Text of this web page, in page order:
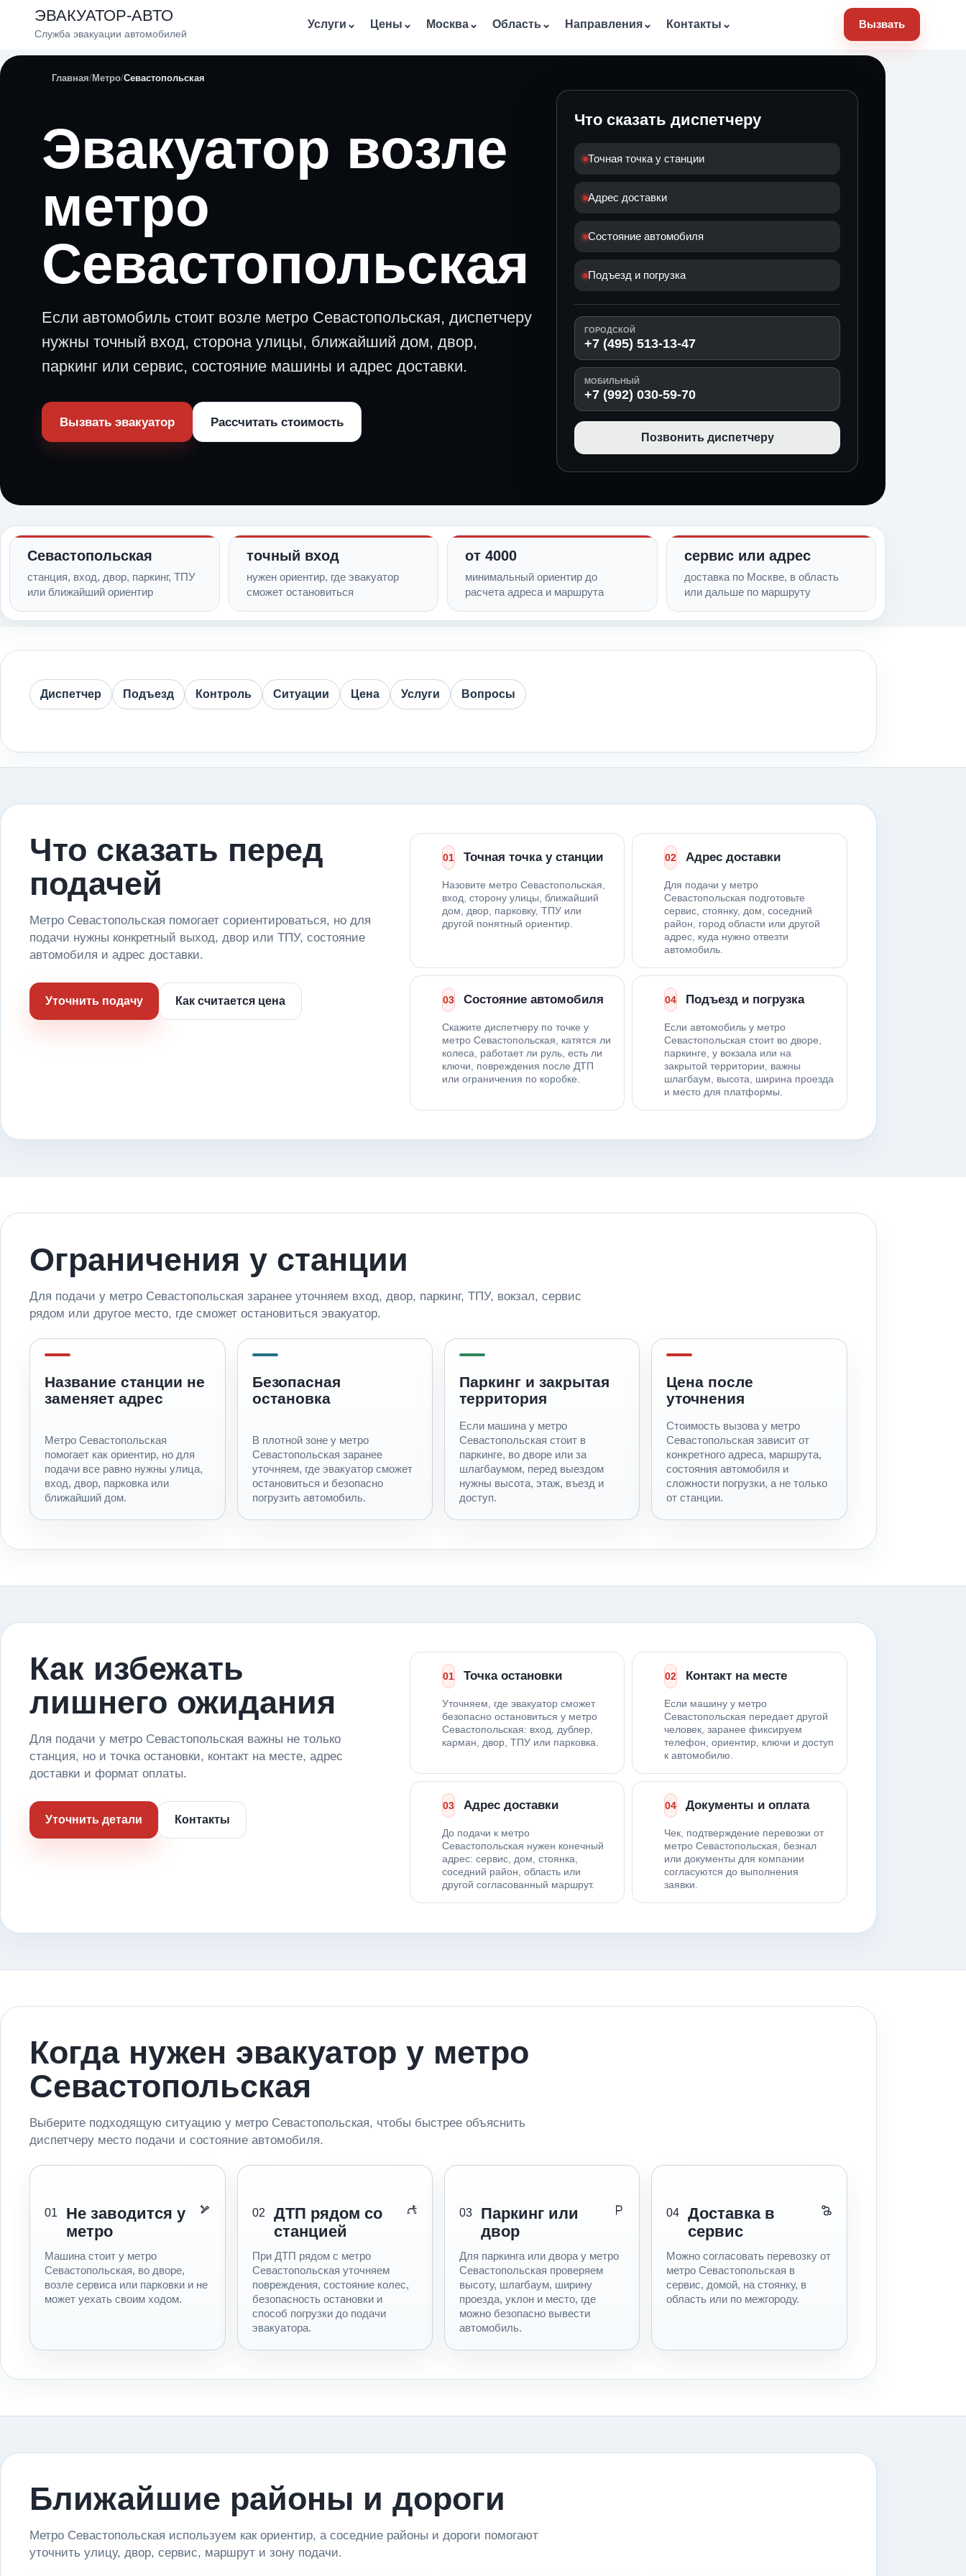
ЭВАКУАТОР-АВТО
Служба эвакуации автомобилей
Услуги ⌄ Цены ⌄ Москва⌄ Область ⌄ Направления⌄ Контакты ⌄ Вызвать
Главная Метро Севастопольская
Эвакуатор возле
метро
Севастопольская
Если автомобиль стоит возле метро Севастопольская, диспетчеру
нужны точный вход, сторона улицы, ближайший дом, двор,
паркинг или сервис, состояние машины и адрес доставки.
Вызвать эвакуатор Рассчитать стоимость
Что сказать диспетчеру
Точная точка у станции
Адрес доставки
Состояние автомобиля
Подъезд и погрузка
ГОРОДСКОЙ
+7 (495) 513-13-47
МОБИЛЬНЫЙ
+7 (992) 030-59-70
Позвонить диспетчеру
Севастопольская
станция, вход, двор, паркинг, ТПУ
или ближайший ориентир
точный вход
нужен ориентир, где эвакуатор
сможет остановиться
от 4000
минимальный ориентир до
расчета адреса и маршрута
сервис или адрес
доставка по Москве, в область
или дальше по маршруту
Диспетчер Подъезд Контроль Ситуации Цена Услуги Вопросы
Что сказать перед
подачей
Метро Севастопольская помогает сориентироваться, но для
подачи нужны конкретный выход, двор или ТПУ, состояние
автомобиля и адрес доставки.
Уточнить подачу Как считается цена
01 Точная точка у станции
Назовите метро Севастопольская,
вход, сторону улицы, ближайший
дом, двор, парковку, ТПУ или
другой понятный ориентир.
02 Адрес доставки
Для подачи у метро
Севастопольская подготовьте
сервис, стоянку, дом, соседний
район, город области или другой
адрес, куда нужно отвезти
автомобиль.
03 Состояние автомобиля
Скажите диспетчеру по точке у
метро Севастопольская, катятся ли
колеса, работает ли руль, есть ли
ключи, повреждения после ДТП
или ограничения по коробке.
04 Подъезд и погрузка
Если автомобиль у метро
Севастопольская стоит во дворе,
паркинге, у вокзала или на
закрытой территории, важны
шлагбаум, высота, ширина проезда
и место для платформы.
Ограничения у станции
Для подачи у метро Севастопольская заранее уточняем вход, двор, паркинг, ТПУ, вокзал, сервис
рядом или другое место, где сможет остановиться эвакуатор.
Название станции не
заменяет адрес
Метро Севастопольская
помогает как ориентир, но для
подачи все равно нужны улица,
вход, двор, парковка или
ближайший дом.
Безопасная
остановка
В плотной зоне у метро
Севастопольская заранее
уточняем, где эвакуатор сможет
остановиться и безопасно
погрузить автомобиль.
Паркинг и закрытая
территория
Если машина у метро
Севастопольская стоит в
паркинге, во дворе или за
шлагбаумом, перед выездом
нужны высота, этаж, въезд и
доступ.
Цена после
уточнения
Стоимость вызова у метро
Севастопольская зависит от
конкретного адреса, маршрута,
состояния автомобиля и
сложности погрузки, а не только
от станции.
Как избежать
лишнего ожидания
Для подачи у метро Севастопольская важны не только
станция, но и точка остановки, контакт на месте, адрес
доставки и формат оплаты.
Уточнить детали Контакты
01 Точка остановки
Уточняем, где эвакуатор сможет
безопасно остановиться у метро
Севастопольская: вход, дублер,
карман, двор, ТПУ или парковка.
02 Контакт на месте
Если машину у метро
Севастопольская передает другой
человек, заранее фиксируем
телефон, ориентир, ключи и доступ
к автомобилю.
03 Адрес доставки
До подачи к метро
Севастопольская нужен конечный
адрес: сервис, дом, стоянка,
соседний район, область или
другой согласованный маршрут.
04 Документы и оплата
Чек, подтверждение перевозки от
метро Севастопольская, безнал
или документы для компании
согласуются до выполнения
заявки.
Когда нужен эвакуатор у метро
Севастопольская
Выберите подходящую ситуацию у метро Севастопольская, чтобы быстрее объяснить
диспетчеру место подачи и состояние автомобиля.
01
Не заводится у
метро
Машина стоит у метро
Севастопольская, во дворе,
возле сервиса или парковки и не
может уехать своим ходом.
02
ДТП рядом со
станцией
При ДТП рядом с метро
Севастопольская уточняем
повреждения, состояние колес,
безопасность остановки и
способ погрузки до подачи
эвакуатора.
03
Паркинг или
двор
Для паркинга или двора у метро
Севастопольская проверяем
высоту, шлагбаум, ширину
проезда, уклон и место, где
можно безопасно вывести
автомобиль.
04
Доставка в
сервис
Можно согласовать перевозку от
метро Севастопольская в
сервис, домой, на стоянку, в
область или по межгороду.
Ближайшие районы и дороги
Метро Севастопольская используем как ориентир, а соседние районы и дороги помогают
уточнить улицу, двор, сервис, маршрут и зону подачи.